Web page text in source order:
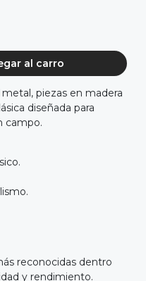
al carro
piezas en madera
diseñada para
campo.
reconocidas dentro
y rendimiento.